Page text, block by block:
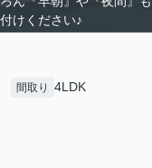
けください♪
間取り 4LDK